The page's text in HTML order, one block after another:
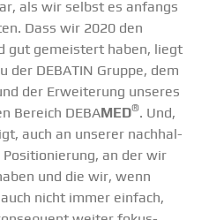
als wir selbst es anfangs
Dass wir 2020 den
gut gemeistert haben, liegt
der DEBATIN Gruppe, dem
der Erwei­terung unseres
Bereich DEBAMED®. Und,
auch an unserer nachhal­
an der wir
und die wir, wenn
nicht immer einfach,